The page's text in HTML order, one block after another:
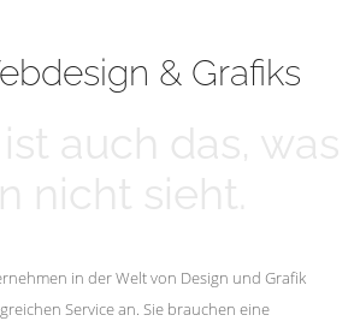
& Grafiks
in der Welt von Design und Grafik
Service an. Sie brauchen eine